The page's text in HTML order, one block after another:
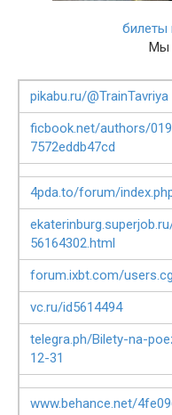
билеты
Мы
pikabu.ru/@TrainTavriya
ficbook.net/authors/
7572eddb47cd
4pda.to/forum/
56164302.html
forum.ixbt.com/
vc.ru/id5614494
telegra.ph/Bilety-na-
12-31
www.behance.net/